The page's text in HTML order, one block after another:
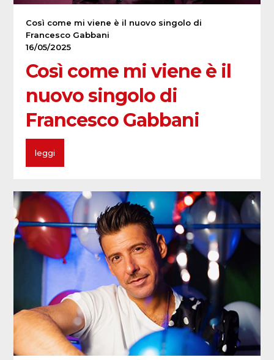
Così come mi viene è il nuovo singolo di
Francesco Gabbani
16/05/2025
Così come mi viene è il
nuovo singolo di
Francesco Gabbani
leggi